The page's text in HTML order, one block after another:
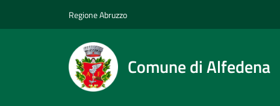
Regione Abruzzo
Comune di Alfedena